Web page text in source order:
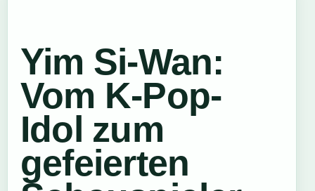
Yim Si-Wan:
Vom K-Pop-
Idol zum
gefeierten